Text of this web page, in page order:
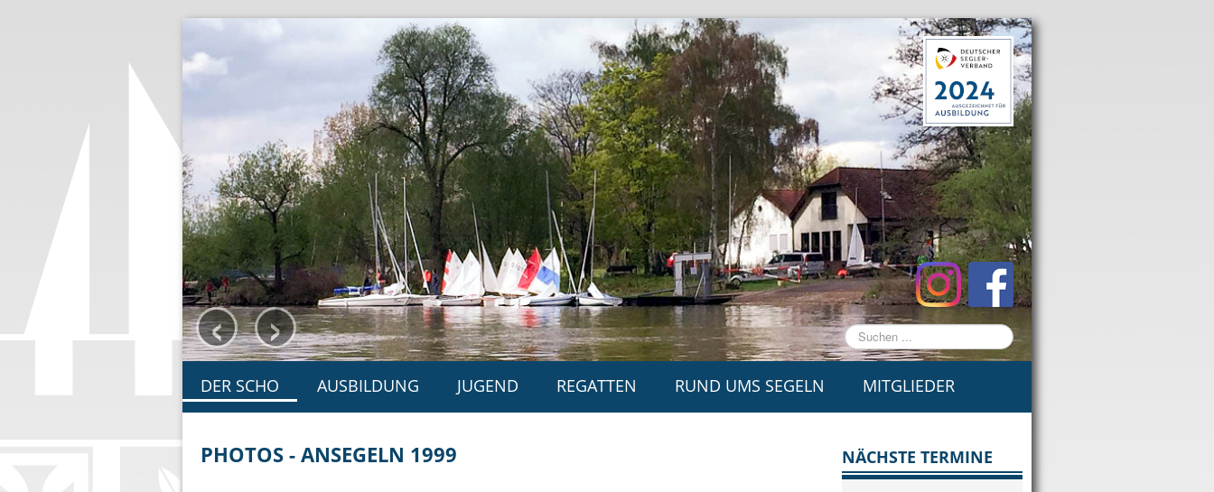
‹ ›
Suchen
...
DER SCHO AUSBILDUNG JUGEND REGATTEN RUND UMS SEGELN MITGLIEDER
PHOTOS - ANSEGELN 1999 NÄCHSTE TERMINE